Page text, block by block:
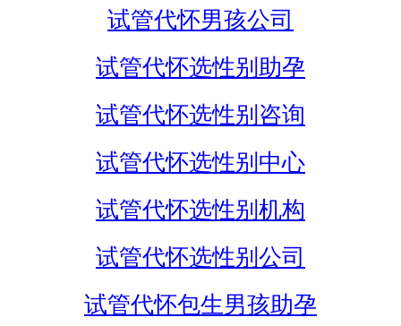
试管代怀男孩公司
试管代怀选性别助孕
试管代怀选性别咨询
试管代怀选性别中心
试管代怀选性别机构
试管代怀选性别公司
试管代怀包生男孩助孕